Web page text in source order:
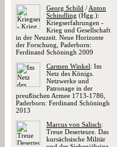
Georg Schild / Anton
Schindling (Hgg.):
Kriegserfahrungen -
Krieg und Gesellschaft
in der Neuzeit. Neue Horizonte
der Forschung, Paderborn:
Ferdinand Schöningh 2009
Carmen Winkel: Im
Netz des Königs.
Netzwerke und
Patronage in der
preußischen Armee 1713-1786,
Paderborn: Ferdinand Schöningh
2013
Marcus von Salisch:
Treue Deserteure. Das
kursächsische Militär